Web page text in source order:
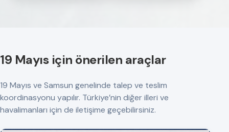
19 Mayıs için önerilen araçlar
19 Mayıs ve Samsun genelinde talep ve teslim
koordinasyonu yapılır. Türkiye’nin diğer illeri ve
havalimanları için de iletişime geçebilirsiniz.